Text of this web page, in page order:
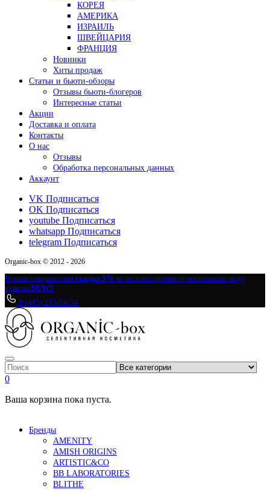
КОРЕЯ
АМЕРИКА
ИЗРАИЛЬ
ШВЕЙЦАРИЯ
ФРАНЦИЯ
Новинки
Хиты продаж
Статьи и бьюти-обзоры
Отзывы бьюти-блогеров
Интересные статьи
Акции
Доставка и оплата
Контакты
О нас
Отзывы
Обработка персональных данных
Аккаунт
VK Подписаться
OK Подписаться
youtube Подписаться
whatsapp Подписаться
telegram Подписаться
Organic-box © 2012 - 2026
Новым покупателям скидка 5% на весь ассортимент магазина по коду
купона NEW5
8 (495) 233-64-54
0
Ваша корзина пока пуста.
Бренды
AMENITY
AMISH ORIGINS
ARTISTIC&CO
BB LABORATORIES
BLITHE